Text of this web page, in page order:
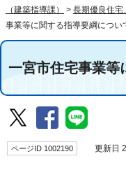
（建築指導課）
> 長期優良住宅
事業等に関する指導要綱につい
一宮市住宅事業等
ページID 1002190 更新日